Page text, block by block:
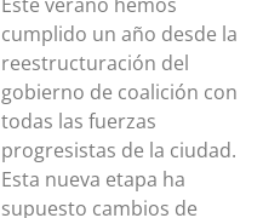
cumplido un año desde la
reestructuración del
gobierno de coalición con
todas las fuerzas
progresistas de la ciudad.
Esta nueva etapa ha
supuesto cambios de